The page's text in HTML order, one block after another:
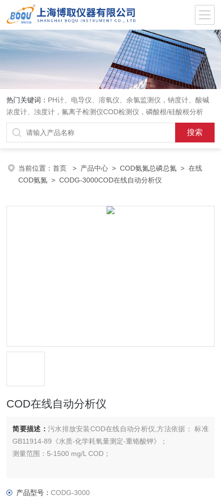
热门关键词： PH计、电导仪、溶氧仪、余氯监测仪，钠度计、酸碱
浓度计、浊度计，氟离子检测仪COD检测仪，磷酸根/硅酸根分析
仪，PH电极、溶氧电极、电导电极
当前位置：首页 > 产品中心 >COD氨氮总磷总氮 >在线
COD氨氮 > CODG-3000COD在线自动分析仪
COD在线自动分析仪
简要描述： 污水排放安装COD在线自动分析仪,方法依据： 标准
GB11914-89《水质-化学耗氧量测定-重铬酸钾》；
测量范围：5-1500 mg/L COD；
产品型号：CODG-3000